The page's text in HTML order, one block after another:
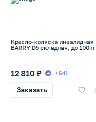
Кресло-коляска инвалидная
BARRY D5 складная, до 100кг
12 810 ₽ +641
Заказать